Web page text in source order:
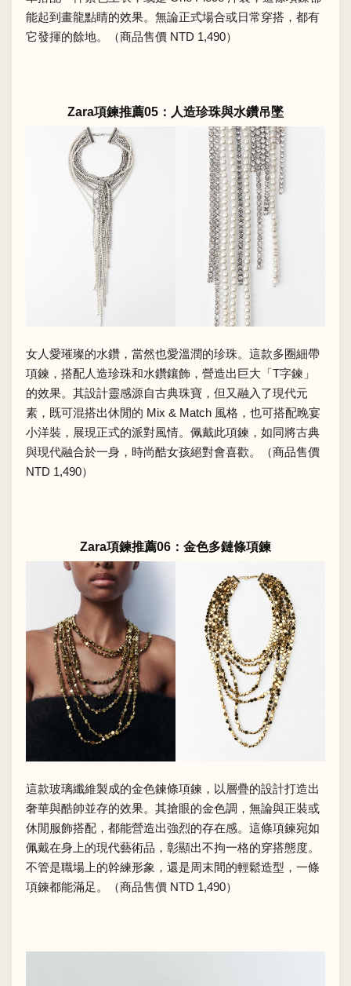
能起到畫龍點睛的效果。無論正式場合或日常穿搭，都有
它發揮的餘地。（商品售價 NTD 1,490）
Zara項鍊推薦05：人造珍珠與水鑽吊墜
女人愛璀璨的水鑽，當然也愛溫潤的珍珠。這款多圈細帶
項鍊，搭配人造珍珠和水鑽鑲飾，營造出巨大「T字鍊」
的效果。其設計靈感源自古典珠寶，但又融入了現代元
素，既可混搭出休閒的 Mix & Match 風格，也可搭配晚宴
小洋裝，展現正式的派對風情。佩戴此項鍊，如同將古典
與現代融合於一身，時尚酷女孩絕對會喜歡。（商品售價
NTD 1,490）
Zara項鍊推薦06：金色多鏈條項鍊
這款玻璃纖維製成的金色鍊條項鍊，以層疊的設計打造出
奢華與酷帥並存的效果。其搶眼的金色調，無論與正裝或
休閒服飾搭配，都能營造出強烈的存在感。這條項鍊宛如
佩戴在身上的現代藝術品，彰顯出不拘一格的穿搭態度。
不管是職場上的幹練形象，還是周末間的輕鬆造型，一條
項鍊都能滿足。（商品售價 NTD 1,490）